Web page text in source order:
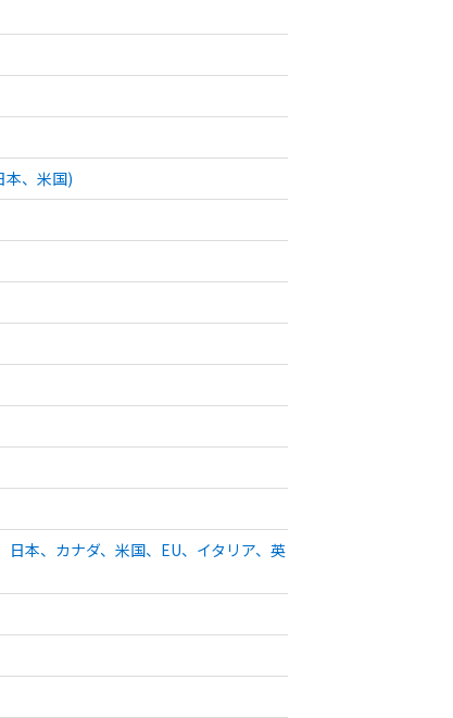
本、米国)
本、カナダ、米国、EU、イタリア、英